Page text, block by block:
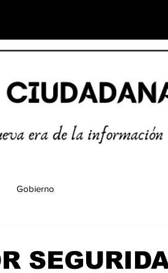
Gobierno